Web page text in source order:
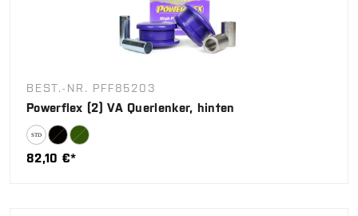
BEST.-NR. PFF85203
Powerflex (2) VA Querlenker, hinten
82,10 €*